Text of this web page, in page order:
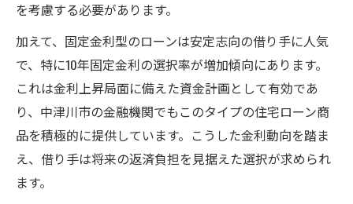
を考慮する必要があります。
加えて、固定金利型のローンは安定志向の借り手に人気
で、特に10年固定金利の選択率が増加傾向にあります。
これは金利上昇局面に備えた資金計画として有効であ
り、中津川市の金融機関でもこのタイプの住宅ローン商
品を積極的に提供しています。こうした金利動向を踏ま
え、借り手は将来の返済負担を見据えた選択が求められ
ます。